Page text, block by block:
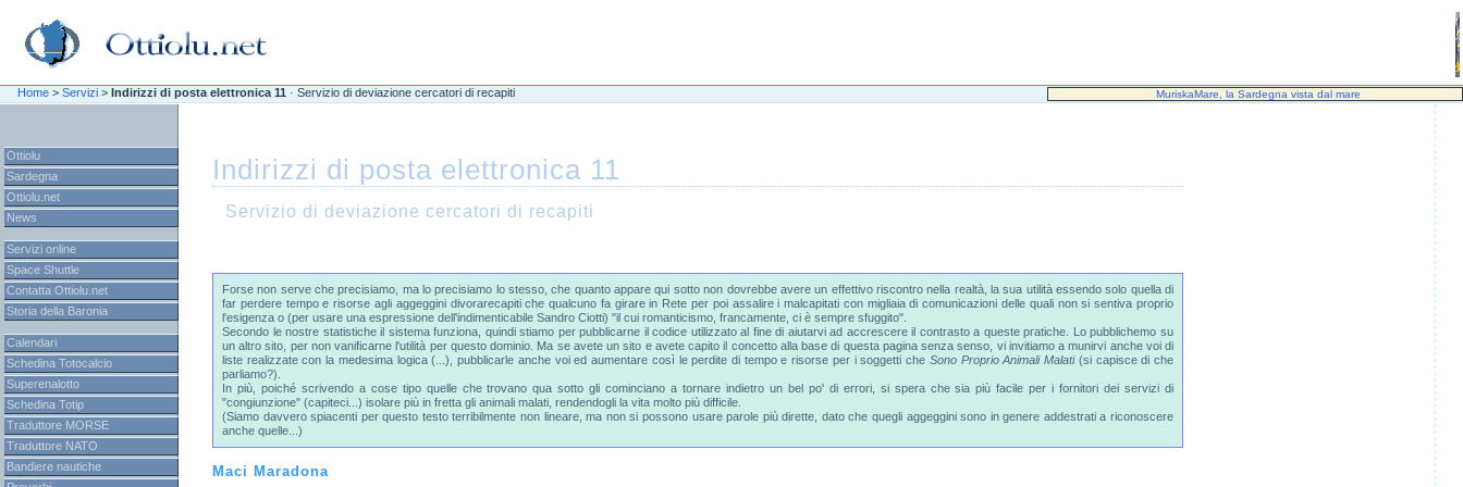
MuriskaMare, la Sardegna vista dal mare
Home > Servizi > Indirizzi di posta elettronica 11 · Servizio di deviazione cercatori di recapiti
Indirizzi di posta elettronica 11
Servizio di deviazione cercatori di recapiti
Forse non serve che precisiamo, ma lo precisiamo lo stesso, che quanto appare qui sotto non dovrebbe avere un effettivo riscontro nella realtà, la sua utilità essendo solo quella di
far perdere tempo e risorse agli aggeggini divorarecapiti che qualcuno fa girare in Rete per poi assalire i malcapitati con migliaia di comunicazioni delle quali non si sentiva proprio
l'esigenza o (per usare una espressione dell'indimenticabile Sandro Ciotti) "il cui romanticismo, francamente, ci è sempre sfuggito".
Secondo le nostre statistiche il sistema funziona, quindi stiamo per pubblicarne il codice utilizzato al fine di aiutarvi ad accrescere il contrasto a queste pratiche. Lo pubblichemo su
un altro sito, per non vanificarne l'utilità per questo dominio. Ma se avete un sito e avete capito il concetto alla base di questa pagina senza senso, vi invitiamo a munirvi anche voi di
liste realizzate con la medesima logica (...), pubblicarle anche voi ed aumentare così le perdite di tempo e risorse per i soggetti che Sono Proprio Animali Malati(si capisce di che
parliamo?).
In più, poiché scrivendo a cose tipo quelle che trovano qua sotto gli cominciano a tornare indietro un bel po' di errori, si spera che sia più facile per i fornitori dei servizi di
"congiunzione" (capiteci...) isolare più in fretta gli animali malati, rendendogli la vita molto più difficile.
(Siamo davvero spiacenti per questo testo terribilmente non lineare, ma non si possono usare parole più dirette, dato che quegli aggeggini sono in genere addestrati a riconoscere
anche quelle...)
Maci Maradona
Ottiolu
Sardegna
Ottiolu.net
News
Servizi online
Space Shuttle
Contatta Ottiolu.net
Storia della Baronia
Calendari
Schedina Totocalcio
Superenalotto
Schedina Totip
Traduttore MORSE
Traduttore NATO
Bandiere nautiche
\n\n